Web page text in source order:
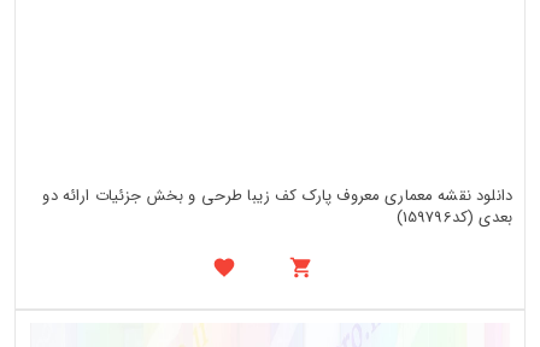
دانلود نقشه معماری معروف پارک کف زیبا طرحی و بخش جزئیات ارائه دو
بعدی (کد159796)